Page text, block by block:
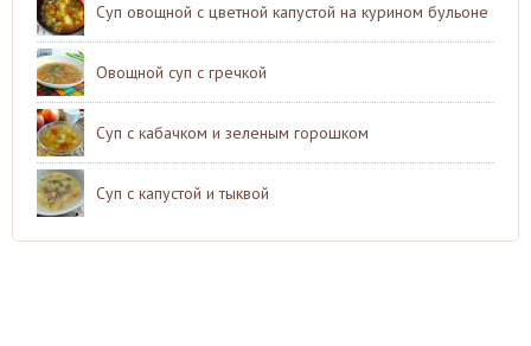
Суп овощной с цветной капустой на курином бульоне
Овощной суп с гречкой
Суп с кабачком и зеленым горошком
Суп с капустой и тыквой